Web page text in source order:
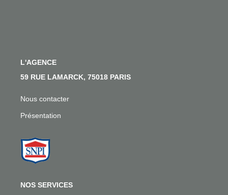
EN
L'AGENCE
59 RUE LAMARCK, 75018 PARIS
Nous contacter
Présentation
NOS SERVICES